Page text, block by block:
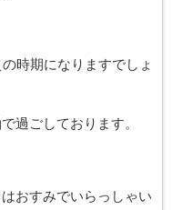
時期になりますでしょ
過ごしております。
おすみでいらっしゃい